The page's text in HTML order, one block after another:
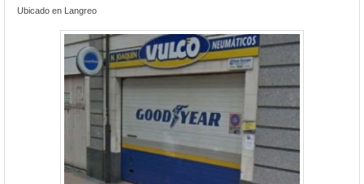
Ubicado en Langreo